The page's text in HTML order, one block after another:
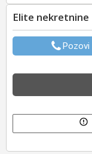
Elite nekretnine
Pozovi